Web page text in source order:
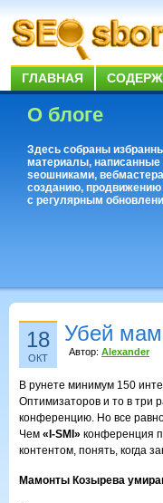
ГЛАВНАЯ
О блоге
Здесь собраны
материалы,
seoшниками,
созданию, продвижению
с регулярным
18
ОКТ
Убей
Автор: Alexander
В рунете минимум 150
Оптимизаторов и то в три
конференцию. Но все
Чем «I-SMI» конференция
контентом, понять, когда
Мамонты Козырева